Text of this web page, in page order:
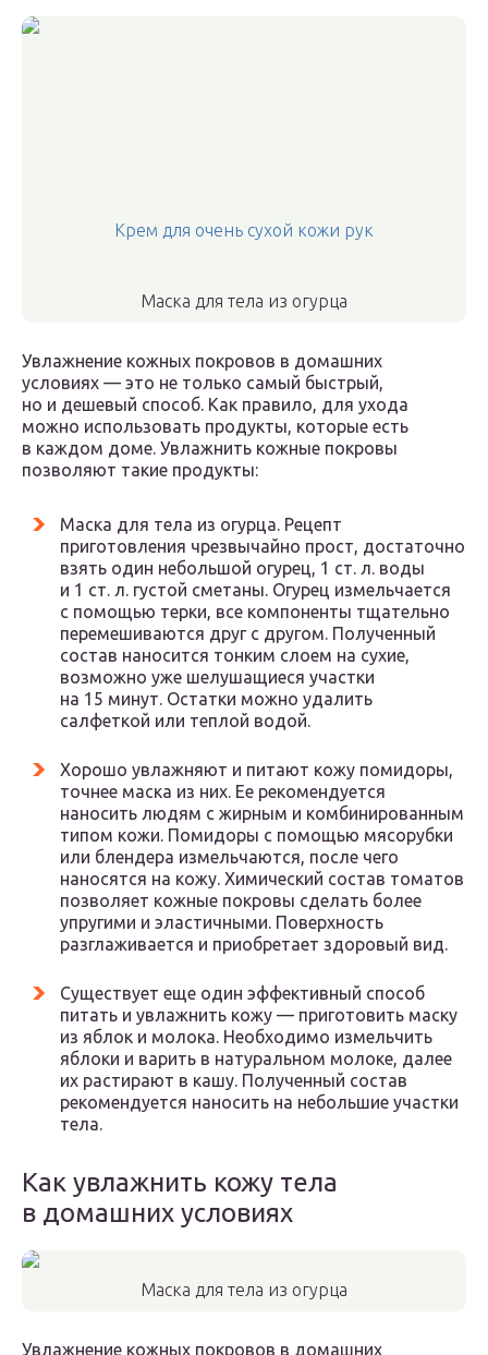
Крем для очень сухой кожи рук
Маска для тела из огурца
Увлажнение кожных покровов в домашних
условиях — это не только самый быстрый,
но и дешевый способ. Как правило, для ухода
можно использовать продукты, которые есть
в каждом доме. Увлажнить кожные покровы
позволяют такие продукты:
Маска для тела из огурца. Рецепт
приготовления чрезвычайно прост, достаточно
взять один небольшой огурец, 1 ст. л. воды
и 1 ст. л. густой сметаны. Огурец измельчается
с помощью терки, все компоненты тщательно
перемешиваются друг с другом. Полученный
состав наносится тонким слоем на сухие,
возможно уже шелушащиеся участки
на 15 минут. Остатки можно удалить
салфеткой или теплой водой.
Хорошо увлажняют и питают кожу помидоры,
точнее маска из них. Ее рекомендуется
наносить людям с жирным и комбинированным
типом кожи. Помидоры с помощью мясорубки
или блендера измельчаются, после чего
наносятся на кожу. Химический состав томатов
позволяет кожные покровы сделать более
упругими и эластичными. Поверхность
разглаживается и приобретает здоровый вид.
Существует еще один эффективный способ
питать и увлажнить кожу — приготовить маску
из яблок и молока. Необходимо измельчить
яблоки и варить в натуральном молоке, далее
их растирают в кашу. Полученный состав
рекомендуется наносить на небольшие участки
тела.
Как увлажнить кожу тела
в домашних условиях
Маска для тела из огурца
Увлажнение кожных покровов в домашних